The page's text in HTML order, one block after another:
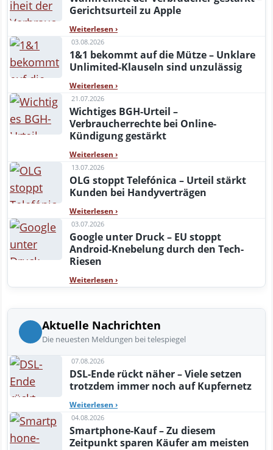
Gerichtsurteil zu Apple
Weiterlesen ›
03.08.2026
1&1 bekommt auf die Mütze – Unklare
Unlimited-Klauseln sind unzulässig
Weiterlesen ›
21.07.2026
Wichtiges BGH-Urteil –
Verbraucherrechte bei Online-
Kündigung gestärkt
Weiterlesen ›
13.07.2026
OLG stoppt Telefónica – Urteil stärkt
Kunden bei Handyverträgen
Weiterlesen ›
03.07.2026
Google unter Druck – EU stoppt
Android-Knebelung durch den Tech-
Riesen
Weiterlesen ›
Aktuelle Nachrichten
Die neuesten Meldungen bei telespiegel
07.08.2026
DSL-Ende rückt näher – Viele setzen
trotzdem immer noch auf Kupfernetz
Weiterlesen ›
04.08.2026
Smartphone-Kauf – Zu diesem
Zeitpunkt sparen Käufer am meisten